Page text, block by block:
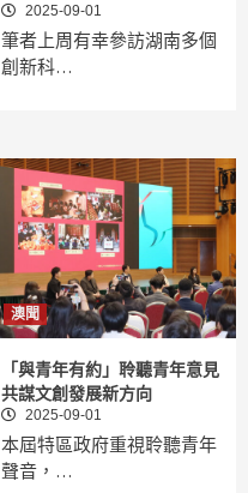
2025-09-01
筆者上周有幸參訪湖南多個
創新科…
澳聞
「與青年有約」聆聽青年意見
共謀文創發展新方向
2025-09-01
本屆特區政府重視聆聽青年
聲音，…